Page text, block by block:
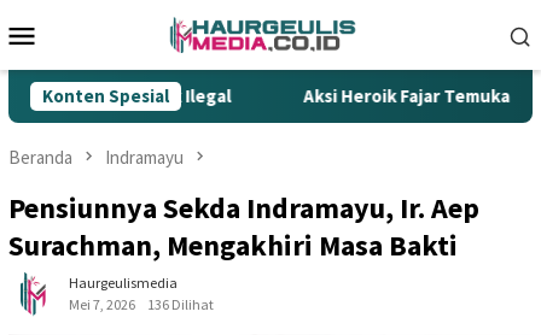
ke
Mobile
Konten Spesial
Rokok Ilegal Aksi Heroik Fajar Temukan Bocah
Beranda Indramayu
Pensiunnya Sekda Indramayu, Ir. Aep
Surachman, Mengakhiri Masa Bakti
Haurgeulismedia
Mei 7, 2026
136 Dilihat